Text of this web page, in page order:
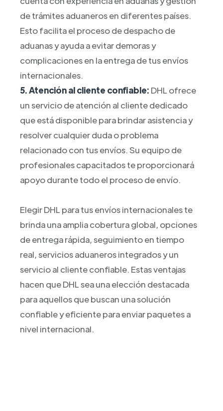
de trámites aduaneros en diferentes países.
Esto facilita el proceso de despacho de
aduanas y ayuda a evitar demoras y
complicaciones en la entrega de tus envíos
internacionales.
5. Atención al cliente confiable: DHL ofrece
un servicio de atención al cliente dedicado
que está disponible para brindar asistencia y
resolver cualquier duda o problema
relacionado con tus envíos. Su equipo de
profesionales capacitados te proporcionará
apoyo durante todo el proceso de envío.
Elegir DHL para tus envíos internacionales te
brinda una amplia cobertura global, opciones
de entrega rápida, seguimiento en tiempo
real, servicios aduaneros integrados y un
servicio al cliente confiable. Estas ventajas
hacen que DHL sea una elección destacada
para aquellos que buscan una solución
confiable y eficiente para enviar paquetes a
nivel internacional.